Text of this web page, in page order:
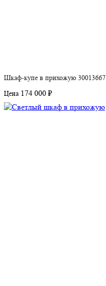
Шкаф-купе в прихожую 30013667
Цена 174 000 ₽